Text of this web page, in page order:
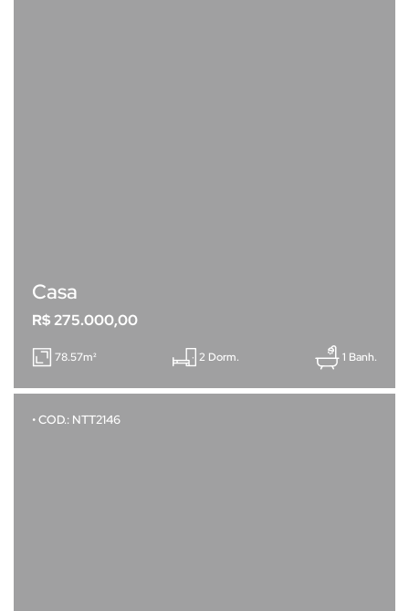
Casa
R$ 275.000,00
78.57m² 2 Dorm. 1 Banh.
• COD.: NTT2146